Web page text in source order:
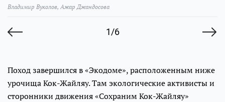
1/6
Владимир Вуколов, Ажар Джандосова
Поход завершился в «Экодоме», расположенным ниже
урочища Кок-Жайляу. Там экологические активисты и
сторонники движения «Сохраним Кок-Жайляу»